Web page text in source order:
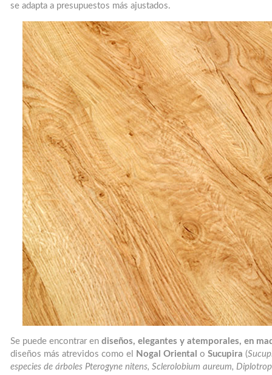
se adapta a presupuestos más ajustados.
Se puede encontrar endiseños, elegantes y atemporales, en
diseños más atrevidos como el
Nogal Oriental oSucupira (
especies de árboles Pterogyne nitens, Sclerolobium aureum,